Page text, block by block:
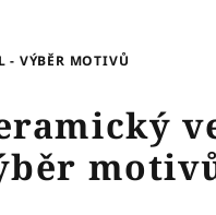
- VÝBĚR MOTIVŮ